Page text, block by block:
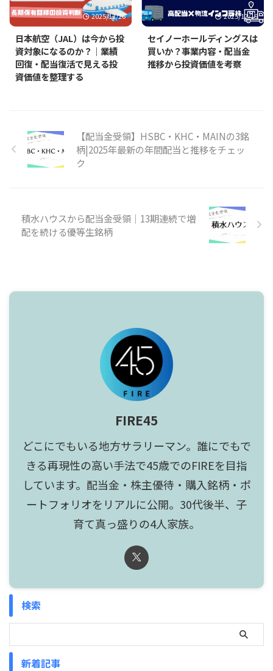
2025/12/26
日本航空（JAL）は今から投
資対象になるのか？｜業績
回復・配当復活で見える投
資価値を整理する
2025/12/19
セイノーホールディングスは
買いか？事業内容・配当金
推移から投資価値を考察
【配当金受領】HSBC・KHC・MAINの3銘
柄|2025年最新の年間配当と推移をチェッ
ク
積水ハウスから配当金受領｜13期連続で増
配を続ける優等生銘柄
FIRE45
どこにでもいる地方サラリーマン。誰にでもで
きる再現性の高い手法で45歳でのFIREを目指
しています。配当金・株主優待・購入銘柄・ポ
ートフォリオをリアルに公開。30代後半、子
育て真っ盛りの4人家族。
検索
新着記事